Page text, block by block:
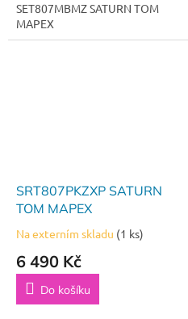
SET807MBMZ SATURN TOM
MAPEX
SRT807PKZXP SATURN
TOM MAPEX
Na externím skladu (1 ks)
6 490 Kč
Do košíku